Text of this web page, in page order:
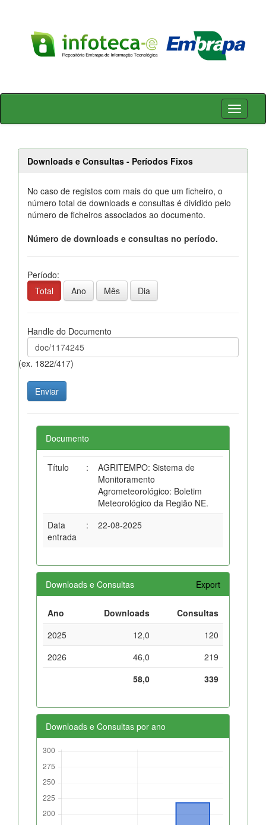
Skip
Downloads e Consultas - Períodos Fixos
No caso de registos com mais do que um ficheiro, o
número total de downloads e consultas é dividido pelo
número de ficheiros associados ao documento.
Número de downloads e consultas no período.
Período:
Total
Ano Mês Dia
Handle do Documento
(ex. 1822/417)
Documento
Título :
AGRITEMPO: Sistema de
Monitoramento
Agrometeorológico: Boletim
Meteorológico da Região NE.
Data
entrada
: 22-08-2025
Downloads e Consultas Export
Ano Downloads
Consultas
2025
12,0
120
2026
46,0
219
58,0
339
Downloads e Consultas por ano